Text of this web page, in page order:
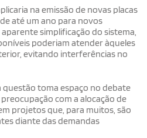
na emissão de novas placas
até um ano para novos
simplificação do sistema,
poderiam atender àqueles
evitando interferências no
toma espaço no debate
com a alocação de
projetos que, para muitos, são
diante das demandas